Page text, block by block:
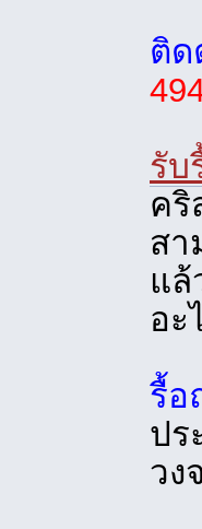
ติด
รับ
คริ
สา
แล้
อะ
รื้อ
ปร
วง